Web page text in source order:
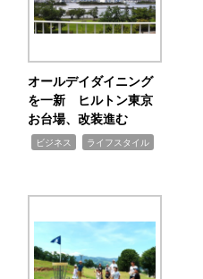
オールデイダイニング
を一新 ヒルトン東京
お台場、改装進む
ビジネス ライフスタイル